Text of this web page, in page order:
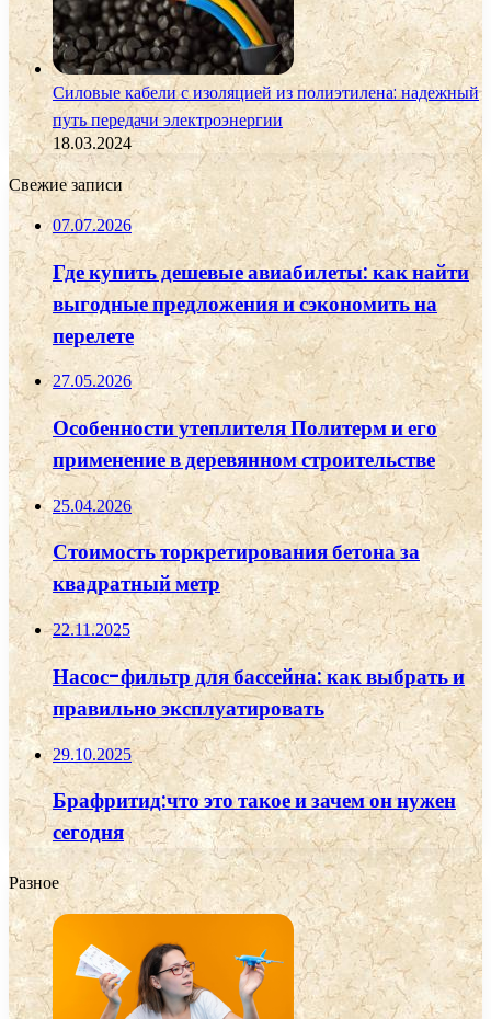
Силовые кабели с изоляцией из полиэтилена: надежный
путь передачи электроэнергии
18.03.2024
Свежие записи
07.07.2026
Где купить дешевые авиабилеты: как найти
выгодные предложения и сэкономить на
перелете
27.05.2026
Особенности утеплителя Политерм и его
применение в деревянном строительстве
25.04.2026
Стоимость торкретирования бетона за
квадратный метр
22.11.2025
Насос-фильтр для бассейна: как выбрать и
правильно эксплуатировать
29.10.2025
Брафритид:что это такое и зачем он нужен
сегодня
Разное